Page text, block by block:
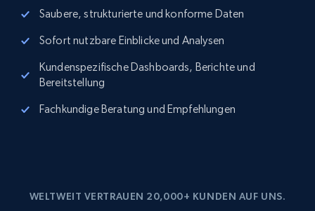
Saubere, strukturierte und konforme Daten
Sofort nutzbare Einblicke und Analysen
Kundenspezifische Dashboards, Berichte und
Bereitstellung
Fachkundige Beratung und Empfehlungen
WELTWEIT VERTRAUEN 20,000+ KUNDEN AUF UNS.